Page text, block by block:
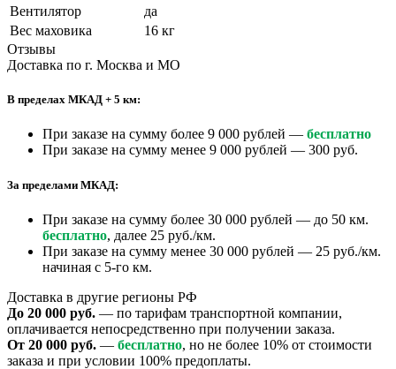
Вентилятор
да
Вес маховика
16 кг
Отзывы
Доставка по г. Москва и МО
В пределах МКАД + 5 км:
При заказе на сумму более 9 000 рублей — бесплатно
При заказе на сумму менее 9 000 рублей — 300 руб.
За пределами МКАД:
При заказе на сумму более 30 000 рублей — до 50 км.
бесплатно, далее 25 руб./км.
При заказе на сумму менее 30 000 рублей — 25 руб./км.
начиная с 5-го км.
Доставка в другие регионы РФ
До 20 000 руб. — по тарифам транспортной компании,
оплачивается непосредственно при получении заказа.
От 20 000 руб. — бесплатно, но не более 10% от стоимости
заказа и при условии 100% предоплаты.